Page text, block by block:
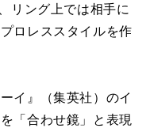
リング上では相手に
ロレススタイルを作
イ』（集英社）のイ
「合わせ鏡」と表現